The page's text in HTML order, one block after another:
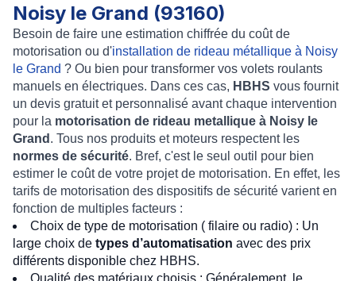
Noisy le Grand (93160)
Besoin de faire une estimation chiffrée du coût de
motorisation ou d'installation de rideau métallique à Noisy
le Grand ? Ou bien pour transformer vos volets roulants
manuels en électriques. Dans ces cas, HBHS vous fournit
un devis gratuit et personnalisé avant chaque intervention
pour la motorisation de rideau metallique à Noisy le
Grand . Tous nos produits et moteurs respectent les
normes de sécurité. Bref, c'est le seul outil pour bien
estimer le coût de votre projet de motorisation. En effet, les
tarifs de motorisation des dispositifs de sécurité varient en
fonction de multiples facteurs :
Choix de type de motorisation ( filaire ou radio) : Un
large choix de types d’automatisation avec des prix
différents disponible chez HBHS.
Qualité des matériaux choisis : Généralement, le